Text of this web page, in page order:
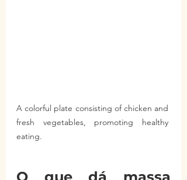
A colorful plate consisting of chicken and
fresh vegetables, promoting healthy
eating.